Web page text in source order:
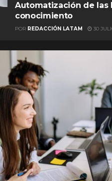
Automatización de las
conocimiento
POR REDACCIÓN LATAM 30